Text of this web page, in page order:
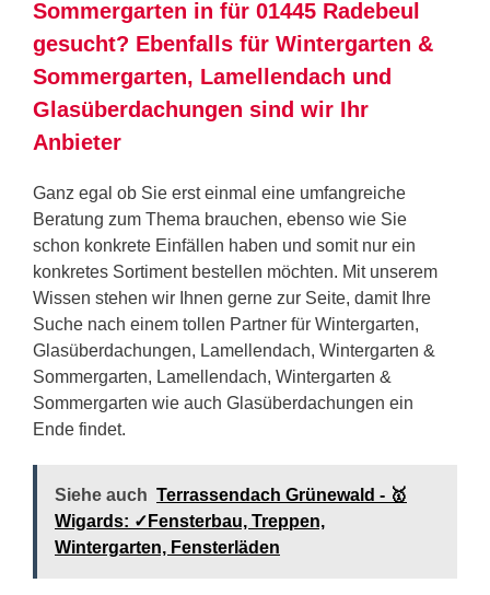
Sommergarten in für 01445 Radebeul
gesucht? Ebenfalls für Wintergarten &
Sommergarten, Lamellendach und
Glasüberdachungen sind wir Ihr
Anbieter
Ganz egal ob Sie erst einmal eine umfangreiche
Beratung zum Thema brauchen, ebenso wie Sie
schon konkrete Einfällen haben und somit nur ein
konkretes Sortiment bestellen möchten. Mit unserem
Wissen stehen wir Ihnen gerne zur Seite, damit Ihre
Suche nach einem tollen Partner für Wintergarten,
Glasüberdachungen, Lamellendach, Wintergarten &
Sommergarten, Lamellendach, Wintergarten &
Sommergarten wie auch Glasüberdachungen ein
Ende findet.
Siehe auch Terrassendach Grünewald - 🥇
Wigards: ✓Fensterbau, Treppen,
Wintergarten, Fensterläden